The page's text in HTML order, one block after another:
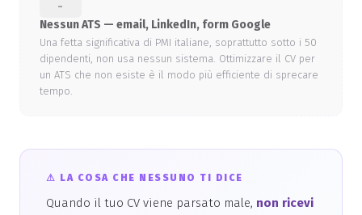
–
Nessun ATS — email, LinkedIn, form Google
Una fetta significativa di PMI italiane, soprattutto sotto i 50
dipendenti, non usa nessun sistema. Ottimizzare il CV per
un ATS che non esiste è il modo più efficiente di sprecare
tempo.
⚠ LA COSA CHE NESSUNO TI DICE
Quando il tuo CV viene parsato male, non ricevi